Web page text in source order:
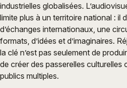
industrielles globalisées.
limite plus à un territoire national : il
d’échanges internationaux, une
formats, d’idées et d’imaginaires.
la clé n’est pas seulement de
de créer des passerelles culturelles
publics multiples.